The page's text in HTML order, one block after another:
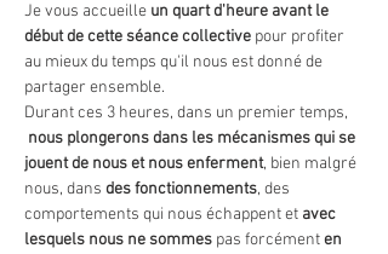
Je vous accueille un quart d'heure avant le
début de cette séance collective pour profiter
au mieux du temps qu'il nous est donné de
partager ensemble.
Durant ces 3 heures, dans un premier temps,
nous plongerons dans les mécanismes qui se
jouent de nous et nous enferment, bien malgré
nous, dans des fonctionnements, des
comportements qui nous échappent et avec
lesquels nous ne sommes pas forcément en